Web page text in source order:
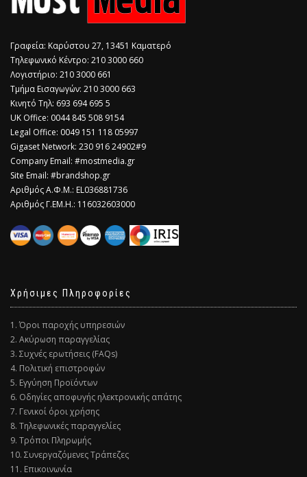
Γραφεία: Καρύστου 27, 13451 Καματερό
Τηλεφωνικό Κέντρο: 210 3000 660
Λογιστήριο: 210 3000 661
Τμήμα Εισαγωγών: 210 3000 663
Κινητό Τηλ: 693 694 695 5
​UK Office: 0044 845 508 9154
Legal Office: 0049 151 118 05997
Gigaset Network: 230 916 24902#9
Company Email: #mostmedia.gr
Site Email: #brandshop.gr
Αριθμός Α.Φ.Μ.: EL036881736
Αριθμός Γ.ΕΜ.Η.: 116032603000
Χρήσιμες Πληροφορίες
1. Όροι παροχής υπηρεσιών
2. Ακύρωση παραγγελίας
3. Συχνές ερωτήσεις (FAQs)
4. Πολιτική επιστροφών
5. Εγγύηση Προϊόντων
6. Οδηγίες αποφυγής ηλεκτρονικής απάτης
7. Γενικοί όροι χρήσης
8. Τηλεφωνικές παραγγελίες
9. Τρόποι Πληρωμής
10. Συνεργαζόμενες Τράπεζες
11. Επικοινωνία